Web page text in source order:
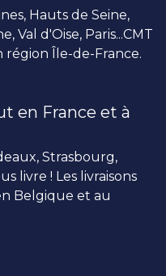
Hauts de Seine,
Val d'Oise, Paris...CMT
Île-de-France.
en France et à
Strasbourg,
livre ! Les livraisons
Belgique et au